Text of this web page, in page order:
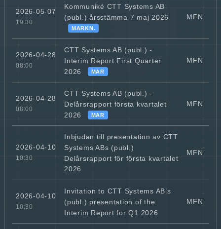
2026-05-07
19:30
Kommuniké CTT Systems AB
(publ.) årsstämma 7 maj 2026
MARKN.
MFN
2026-04-28
08:00
CTT Systems AB (publ.) -
Interim Report First Quarter
2026
MAR
MFN
2026-04-28
08:00
CTT Systems AB (publ.) -
Delårsrapport första kvartalet
2026
MAR
MFN
2026-04-10
10:30
Inbjudan till presentation av CTT
Systems ABs (publ.)
Delårsrapport för första kvartalet
2026
MFN
2026-04-10
10:30
Invitation to CTT Systems AB’s
(publ.) presentation of the
Interim Report for Q1 2026
MFN